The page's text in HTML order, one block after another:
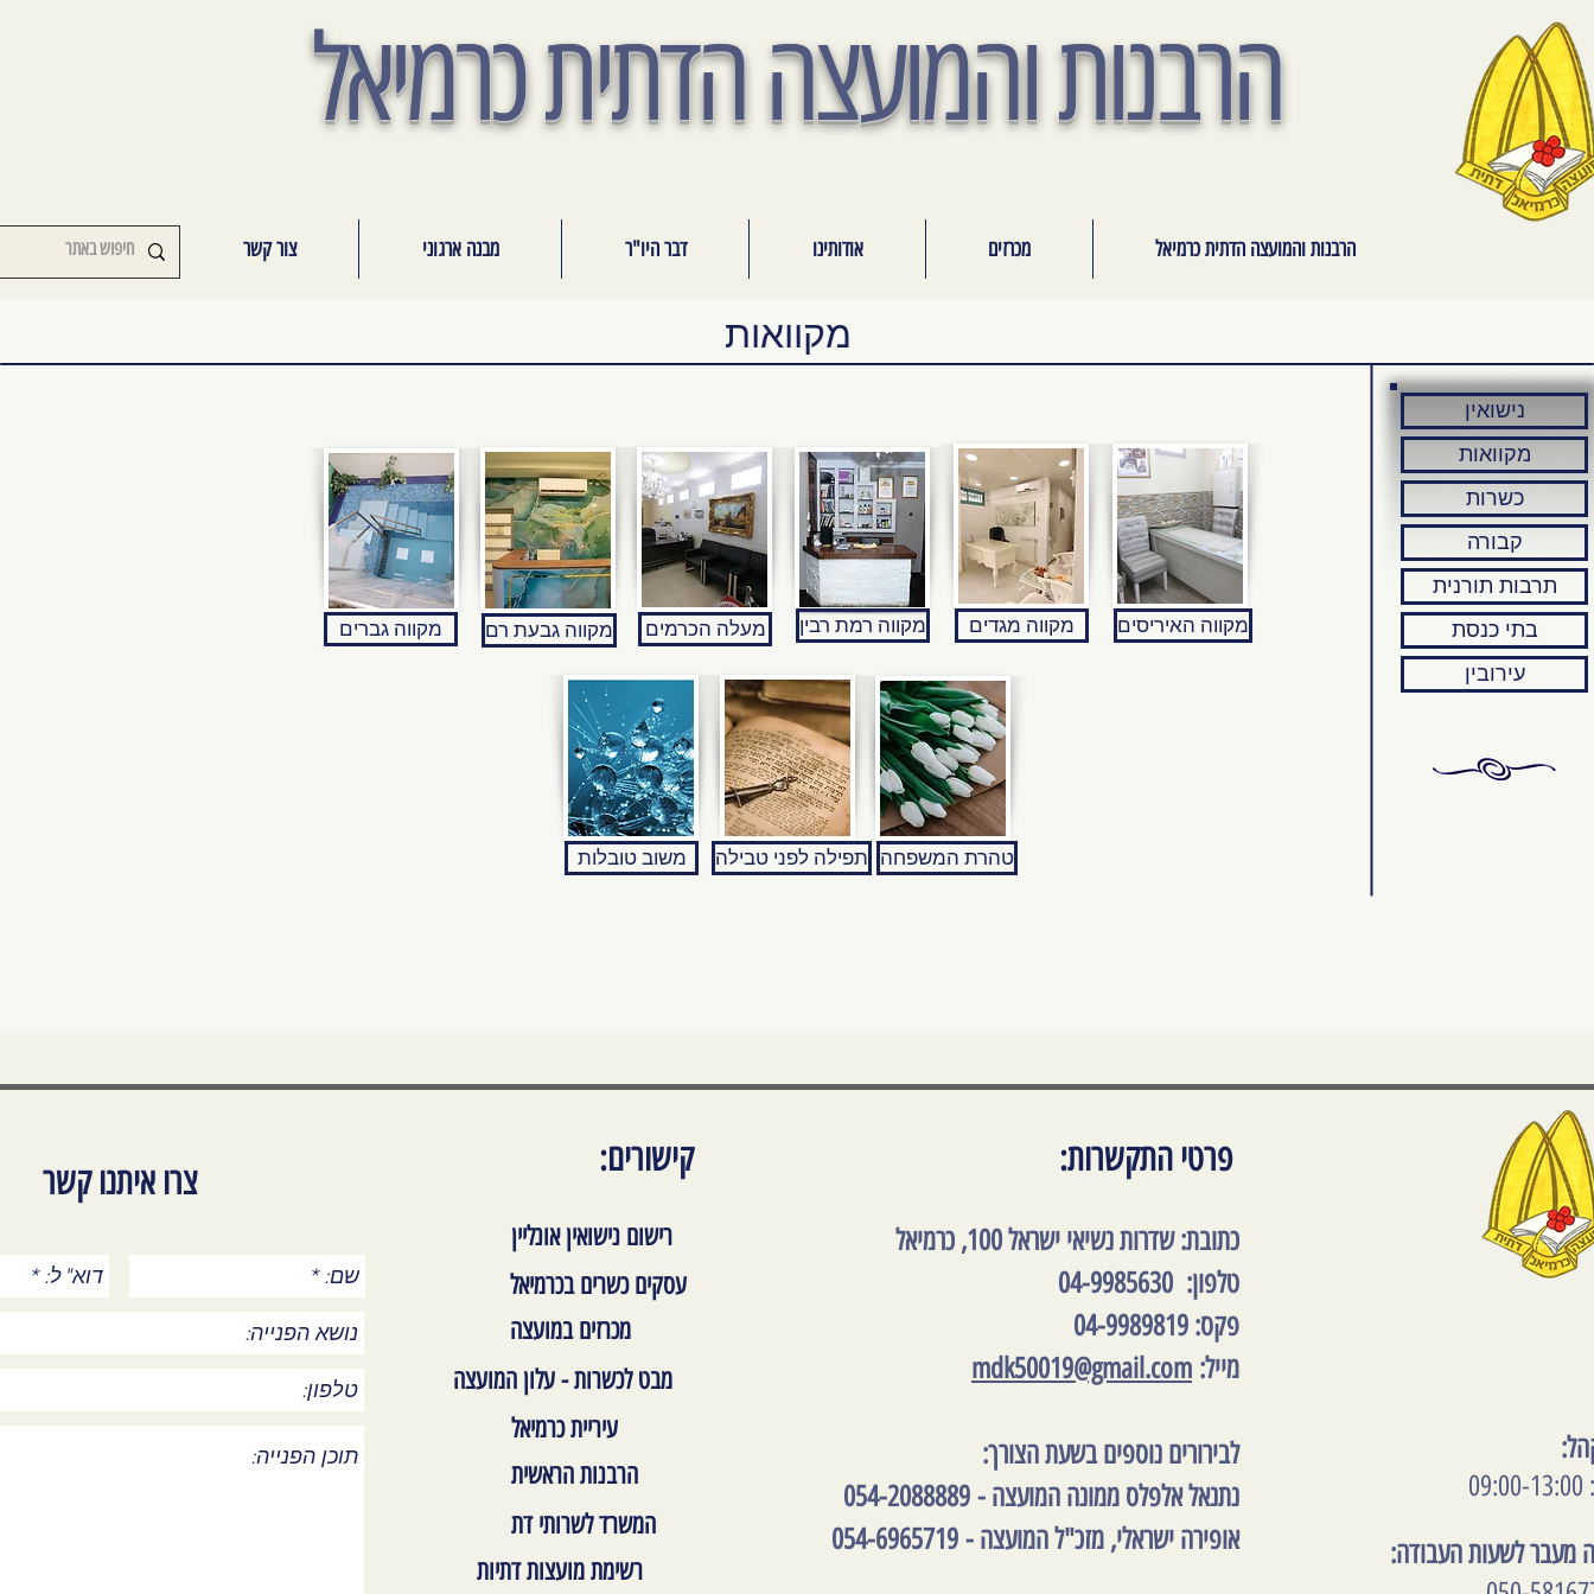
הרבנות והמועצה הדתית כרמיאל
צור קשר מבנה ארגוני דבר היו"ר אודותינו מכרזים הרבנות והמועצה הדתית כרמיאל
מקוואות
מקווה גברים מקווה גבעת רם מעלה הכרמים מקווה רמת רבין מקווה מגדים מקווה האיריסים
משוב טובלות תפילה לפני טבילה טהרת המשפחה
נישואין
מקוואות
כשרות
קבורה
תרבות תורנית
בתי כנסת
עירובין
צרו איתנו קשר
קישורים:
רישום נישואין אונליין
עסקים כשרים בכרמיאל
מכרזים במועצה
מבט לכשרות - עלון המועצה
עיריית כרמיאל
הרבנות הראשית
המשרד לשרותי דת
רשימת מועצות דתיות
פרטי התקשרות:
כתובת: שדרות נשיאי ישראל 100, כרמיאל
טלפון: 04-9985630
פקס: 04-9989819
מייל: mdk50019@gmail.com
לבירורים נוספים בשעת הצורך:
נתנאל אלפלס ממונה המועצה - 054-2088889
אופירה ישראלי, מזכ"ל המועצה - 054-6965719
מעבר לשעות העבודה: